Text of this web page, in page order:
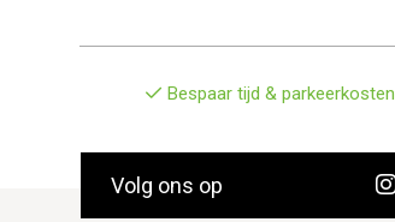
Bespaar tijd & parkeerkosten
Volg ons op